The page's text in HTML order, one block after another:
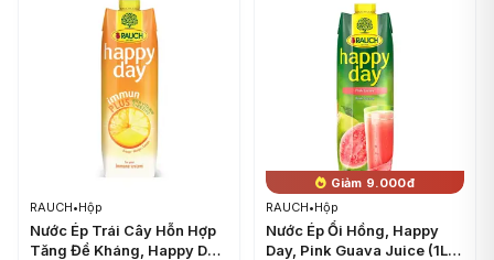
RAUCH•Hộp
Nước Ép Trái Cây Hỗn Hợp
Tăng Đề Kháng, Happy Day,
Giảm 9.000đ
RAUCH•Hộp
Nước Ép Ổi Hồng, Happy
Day, Pink Guava Juice (1L) -